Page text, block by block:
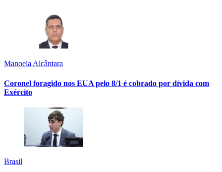
Manoela Alcântara
Coronel foragido nos EUA pelo 8/1 é cobrado por dívida com
Exército
Brasil